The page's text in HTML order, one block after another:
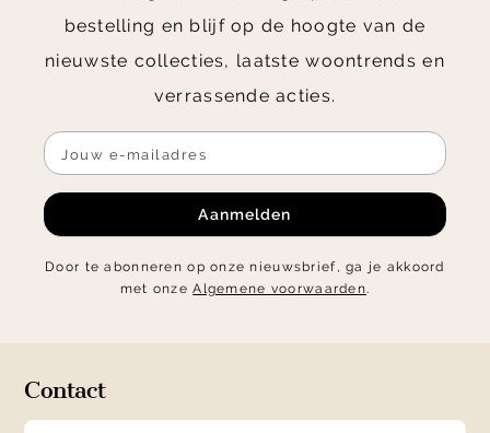
bestelling en blijf op de hoogte van de
nieuwste collecties, laatste woontrends en
verrassende acties.
Aanmelden
Door te abonneren op onze nieuwsbrief, ga je akkoord
met onzeAlgemene voorwaarden.
Contact